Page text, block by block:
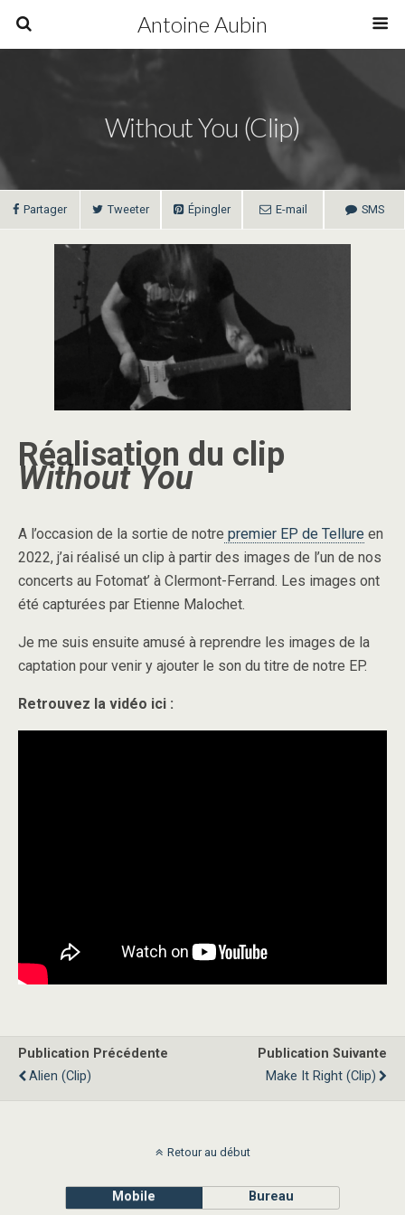
Antoine Aubin
Without You (clip)
Partager Tweeter Épingler E-mail SMS
Réalisation du clip
Without You
A l’occasion de la sortie de notre premier EP de Tellure en
2022, j’ai réalisé un clip à partir des images de l’un de nos
concerts au Fotomat’ à Clermont-Ferrand. Les images ont
été capturées par Etienne Malochet.
Je me suis ensuite amusé à reprendre les images de la
captation pour venir y ajouter le son du titre de notre EP.
Retrouvez la vidéo ici :
Publication Précédente
Alien (clip)
Publication Suivante
Make It Right (clip)
Retour au début
Mobile Bureau